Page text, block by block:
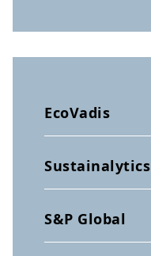
EcoVadis
Sustainalytics
S&P Global